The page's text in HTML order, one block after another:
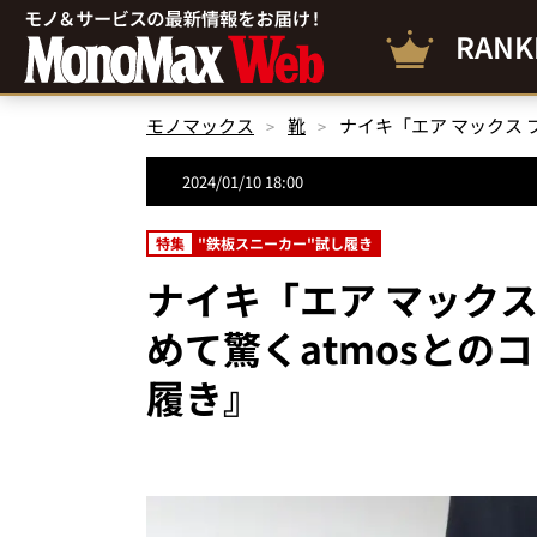
モノマックス 靴
2024/01/10 18:00
特集 "鉄板スニーカー"試し履き
ナイキ「エア マック
めて驚くatmosとの
履き』